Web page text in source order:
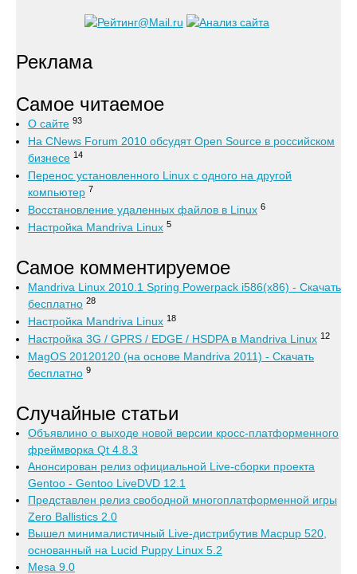
Реклама
Самое читаемое
О сайте 93
На CNews Forum 2010 обсудят Open Source в российском
бизнесе 14
Перенос установленного Linux с одного на другой
компьютер 7
Восстановление удаленных файлов в Linux 6
Настройка Mandriva Linux 5
Самое комментируемое
Mandriva Linux 2010.1 Spring Powerpack i586(x86) - Скачать
бесплатно 28
Настройка Mandriva Linux 18
Настройка 3G / GPRS / EDGE / HSDPA в Mandriva Linux 12
MagOS 20120120 (на основе Mandriva 2011) - Скачать
бесплатно 9
Случайные статьи
Объявлино о выходе новой версии кросс-платформенного
фреймворка Qt 4.8.3
Анонсирован релиз официальной Live-сборки проекта
Gentoo - Gentoo LiveDVD 12.1
Представлен релиз свободной многоплатформенной игры
Zero Ballistics 2.0
Вышел минималистичный Live-дистрибутив Macpup 520,
основанный на Lucid Puppy Linux 5.2
Mesa 9.0